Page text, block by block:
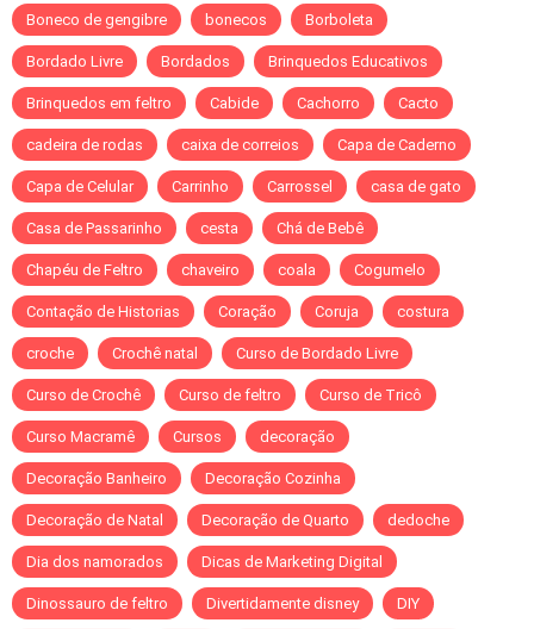
Boneco de gengibre bonecos Borboleta
Bordado Livre Bordados Brinquedos Educativos
Brinquedos em feltro Cabide Cachorro Cacto
cadeira de rodas caixa de correios Capa de Caderno
Capa de Celular Carrinho Carrossel casa de gato
Casa de Passarinho cesta Chá de Bebê
Chapéu de Feltro chaveiro coala Cogumelo
Contação de Historias Coração Coruja costura
croche Crochê natal Curso de Bordado Livre
Curso de Crochê Curso de feltro Curso de Tricô
Curso Macramê Cursos decoração
Decoração Banheiro Decoração Cozinha
Decoração de Natal Decoração de Quarto dedoche
Dia dos namorados Dicas de Marketing Digital
Dinossauro de feltro Divertidamente disney DIY